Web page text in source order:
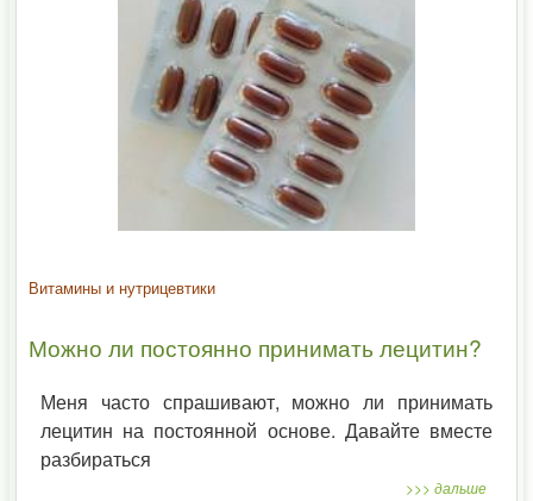
Витамины и нутрицевтики
Можно ли постоянно принимать лецитин?
Меня часто спрашивают, можно ли принимать
лецитин на постоянной основе. Давайте вместе
разбираться
>>> дальше